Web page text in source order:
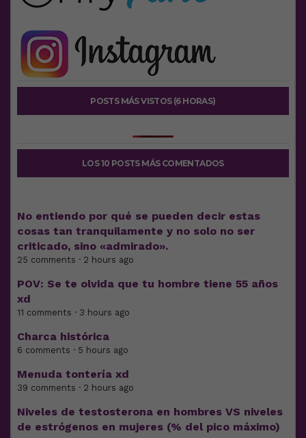
POSTS MÁS VISTOS (6 HORAS)
LOS 10 POSTS MÁS COMENTADOS
No entiendo por qué se pueden decir estas
cosas tan tranquilamente y no solo no ser
criticado, sino «admirado».
25 comments · 2 hours ago
POV: Se te olvida que tu hombre tiene 55 años
xd
11 comments · 3 hours ago
Charca histórica
6 comments · 5 hours ago
Menuda tontería xd
39 comments · 2 hours ago
Niveles de testosterona en hombres VS niveles
de estrógenos en mujeres (% del pico máximo)